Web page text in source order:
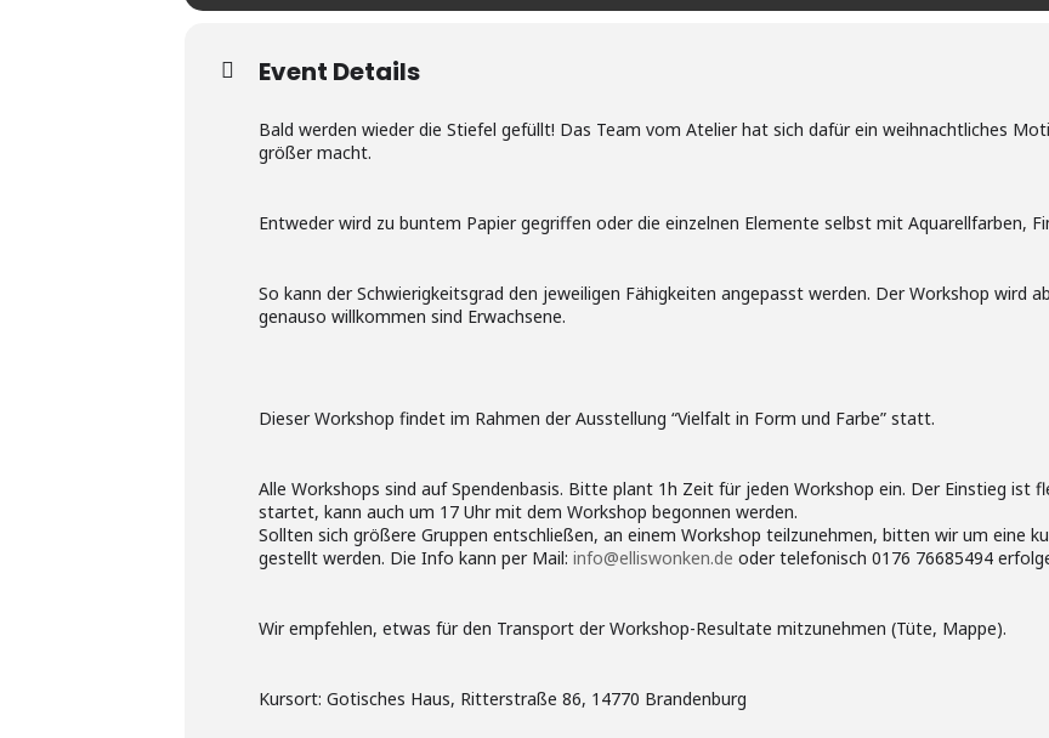
Event Details
Bald werden wieder die Stiefel gefüllt! Das Team vom Atelier hat sich dafür ein weihnachtliches
größer macht.
Entweder wird zu buntem Papier gegriffen oder die einzelnen Elemente selbst mit Aquarellfarben,
So kann der Schwierigkeitsgrad den jeweiligen Fähigkeiten angepasst werden. Der Workshop wird
genauso willkommen sind Erwachsene.
Dieser Workshop findet im Rahmen der Ausstellung “Vielfalt in Form und Farbe” statt.
Alle Workshops sind auf Spendenbasis. Bitte plant 1h Zeit für jeden Workshop ein. Der Einstieg ist
startet, kann auch um 17 Uhr mit dem Workshop begonnen werden.
Sollten sich größere Gruppen entschließen, an einem Workshop teilzunehmen, bitten wir um eine
gestellt werden. Die Info kann per Mail: info@elliswonken.de oder telefonisch 0176 76685494
Wir empfehlen, etwas für den Transport der Workshop-Resultate mitzunehmen (Tüte, Mappe).
Kursort: Gotisches Haus, Ritterstraße 86, 14770 Brandenburg